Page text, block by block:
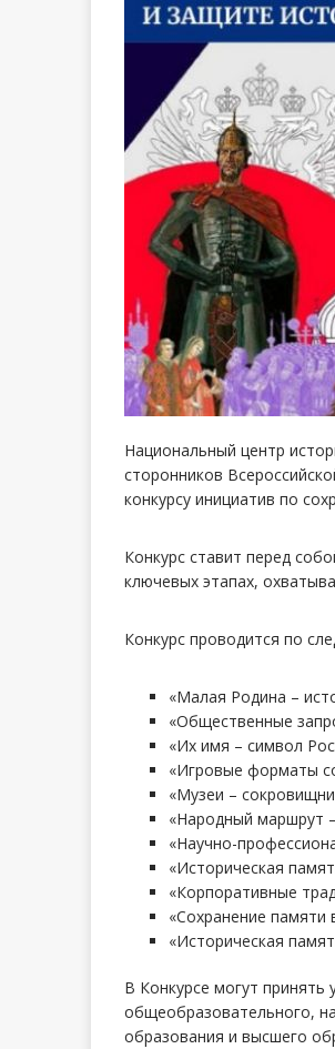
Национальный центр
сторонников
конкурсу инициатив по
Конкурс ставит перед
ключевых этапах,
Конкурс проводится по
«Малая Родина –
«Общественные
«Их имя – символ
«Игровые форматы
«Музеи –
«Народный маршрут
«Научно-
«Историческая
«Корпоративные
«Сохранение памяти
«Историческая
В Конкурсе могут принять
общеобразовательного,
образования и высшего